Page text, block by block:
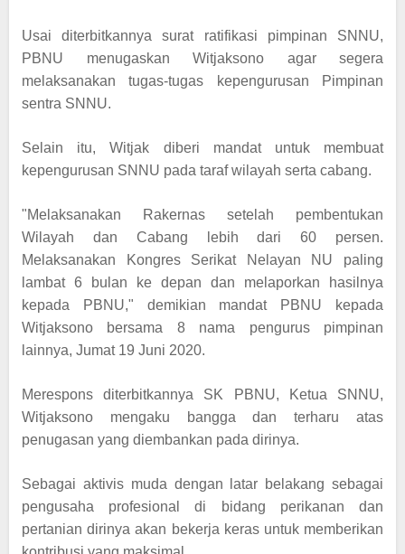
Usai diterbitkannya surat ratifikasi pimpinan SNNU,
PBNU menugaskan Witjaksono agar segera
melaksanakan tugas-tugas kepengurusan Pimpinan
sentra SNNU.
Selain itu, Witjak diberi mandat untuk membuat
kepengurusan SNNU pada taraf wilayah serta cabang.
"Melaksanakan Rakernas setelah pembentukan
Wilayah dan Cabang lebih dari 60 persen.
Melaksanakan Kongres Serikat Nelayan NU paling
lambat 6 bulan ke depan dan melaporkan hasilnya
kepada PBNU," demikian mandat PBNU kepada
Witjaksono bersama 8 nama pengurus pimpinan
lainnya, Jumat 19 Juni 2020.
Merespons diterbitkannya SK PBNU, Ketua SNNU,
Witjaksono mengaku bangga dan terharu atas
penugasan yang diembankan pada dirinya.
Sebagai aktivis muda dengan latar belakang sebagai
pengusaha profesional di bidang perikanan dan
pertanian dirinya akan bekerja keras untuk memberikan